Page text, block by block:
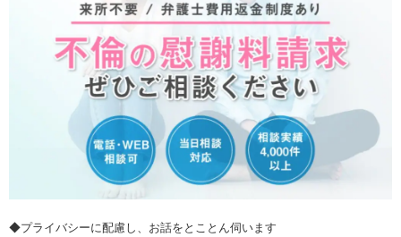
◆プライバシーに配慮し、お話をとことん伺います